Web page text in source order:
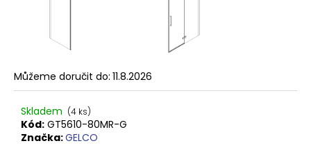
Můžeme doručit do: 11.8.2026
Skladem (4 ks)
Kód: GT5610-80MR-G
Značka:GELCO
e
m
e